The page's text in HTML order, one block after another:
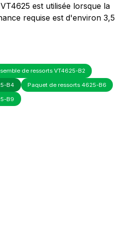
Danish
est utilisée lorsque la
requise est d'environ 3,5
de ressorts VT4625-B2
B4 Paquet de ressorts 4625-B6
B9